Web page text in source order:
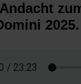
2025.